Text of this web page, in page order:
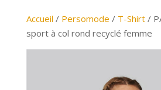
Accueil / Persomode / T-Shirt/
sport à col rond recyclé femme